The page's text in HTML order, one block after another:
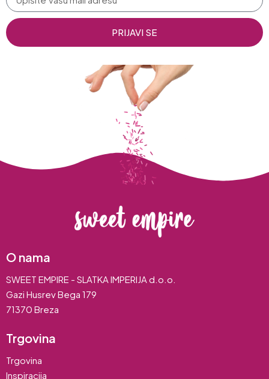
PRIJAVI SE
O nama
SWEET EMPIRE - SLATKA IMPERIJA d.o.o.
Gazi Husrev Bega 179
71370 Breza
Trgovina
Trgovina
Inspiracija